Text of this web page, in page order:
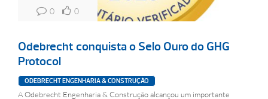
0 0
Odebrecht conquista o Selo Ouro do GHG
Protocol
ODEBRECHT ENGENHARIA & CONSTRUÇÃO
A Odebrecht Engenharia & Construção alcançou um importante